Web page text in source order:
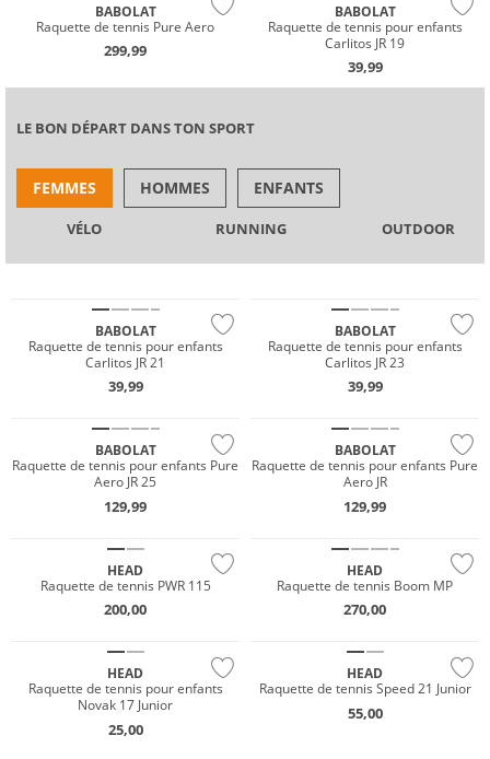
BABOLAT
Raquette de tennis Pure Aero
299,99
BABOLAT
Raquette de tennis pour enfants
Carlitos JR 19
39,99
LE BON DÉPART DANS TON SPORT
FEMMES HOMMES ENFANTS
VÉLO RUNNING OUTDOOR
BABOLAT
Raquette de tennis pour enfants
Carlitos JR 21
39,99
BABOLAT
Raquette de tennis pour enfants
Carlitos JR 23
39,99
BABOLAT
Raquette de tennis pour enfants Pure
Aero JR 25
129,99
BABOLAT
Raquette de tennis pour enfants Pure
Aero JR
129,99
HEAD
Raquette de tennis PWR 115
200,00
HEAD
Raquette de tennis Boom MP
270,00
HEAD
Raquette de tennis pour enfants
Novak 17 Junior
25,00
HEAD
Raquette de tennis Speed 21 Junior
55,00